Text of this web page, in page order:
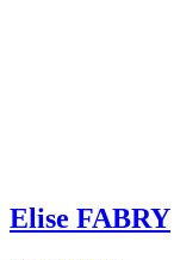
Elise FABRY